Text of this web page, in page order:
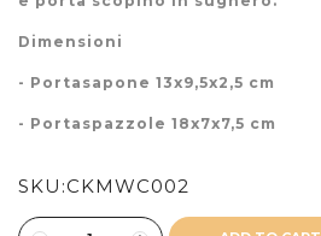
Dimensioni
- Portasapone 13x9,5x2,5 cm
- Portaspazzole 18x7x7,5 cm
SKU:CKMWC002